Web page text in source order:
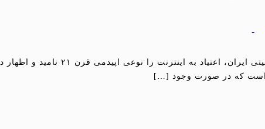
-
به گزارش مدل کودک، رئیس انجمن روان شناسی
است که در صورت وجود […]